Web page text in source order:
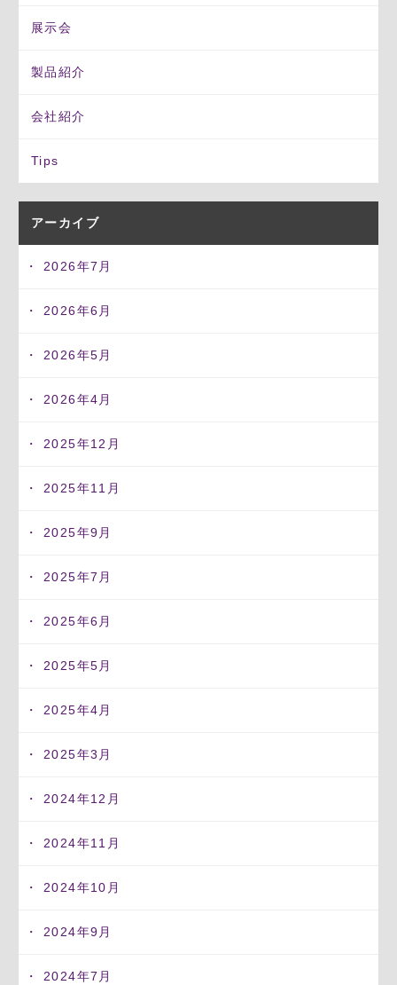
展示会
製品紹介
会社紹介
Tips
アーカイブ
2026年7月
2026年6月
2026年5月
2026年4月
2025年12月
2025年11月
2025年9月
2025年7月
2025年6月
2025年5月
2025年4月
2025年3月
2024年12月
2024年11月
2024年10月
2024年9月
2024年7月